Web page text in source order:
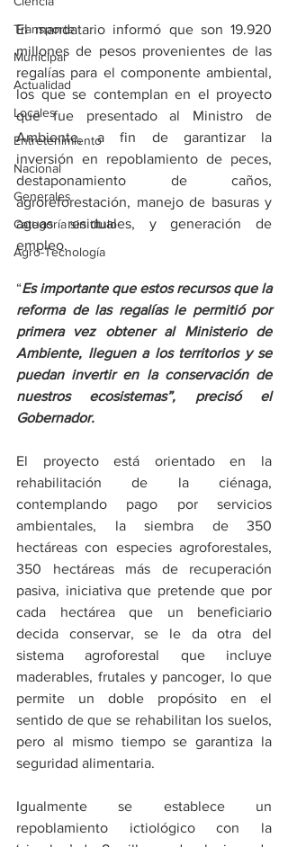
Transporte
Municipal
Actualidad
Locales
Entretenimiento
Nacional
Generales
Categoría sin título
Agro-Tecnología
El mandatario informó que son 19.920
millones de pesos provenientes de las
regalías para el componente ambiental,
los que se contemplan en el proyecto
que fue presentado al Ministro de
Ambiente, a fin de garantizar la
inversión en repoblamiento de peces,
destaponamiento de caños,
agroreforestación, manejo de basuras y
aguas residuales, y generación de
empleo.
“Es importante que estos recursos que la
reforma de las regalías le permitió por
primera vez obtener al Ministerio de
Ambiente, lleguen a los territorios y se
puedan invertir en la conservación de
nuestros ecosistemas”, precisó el
Gobernador.
El proyecto está orientado en la
rehabilitación de la ciénaga,
contemplando pago por servicios
ambientales, la siembra de 350
hectáreas con especies agroforestales,
350 hectáreas más de recuperación
pasiva, iniciativa que pretende que por
cada hectárea que un beneficiario
decida conservar, se le da otra del
sistema agroforestal que incluye
maderables, frutales y pancoger, lo que
permite un doble propósito en el
sentido de que se rehabilitan los suelos,
pero al mismo tiempo se garantiza la
seguridad alimentaria.
Igualmente se establece un
repoblamiento ictiológico con la